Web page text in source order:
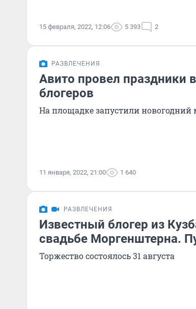
15 февраля, 2022, 12:06 5 393 2
РАЗВЛЕЧЕНИЯ
Авито провел праздники
блогеров
На площадке запустили новогодний
11 января, 2022, 21:00 1 640
РАЗВЛЕЧЕНИЯ
Известный блогер из
свадьбе Моргенштерна.
Торжество состоялось 31 августа